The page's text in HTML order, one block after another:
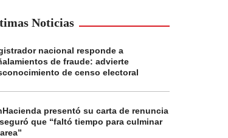
Noticias
nacional responde a
de fraude: advierte
de censo electoral
presentó su carta de renuncia
que “faltó tiempo para culminar